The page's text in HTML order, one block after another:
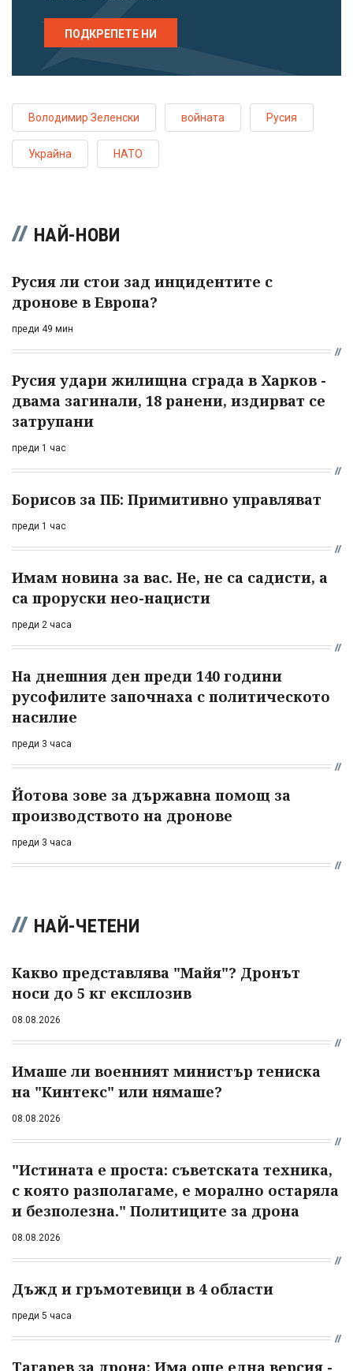
ПОДКРЕПЕТЕ НИ
Володимир Зеленски войната Русия
Украйна НАТО
НАЙ-НОВИ
Русия ли стои зад инцидентите с
дронове в Европа?
преди 49 мин
Русия удари жилищна сграда в Харков -
двама загинали, 18 ранени, издирват се
затрупани
преди 1 час
Борисов за ПБ: Примитивно управляват
преди 1 час
Имам новина за вас. Не, не са садисти, а
са проруски нео-нацисти
преди 2 часа
На днешния ден преди 140 години
русофилите започнаха с политическото
насилие
преди 3 часа
Йотова зове за държавна помощ за
производството на дронове
преди 3 часа
НАЙ-ЧЕТЕНИ
Какво представлява "Майя"? Дронът
носи до 5 кг експлозив
08.08.2026
Имаше ли военният министър тениска
на "Кинтекс" или нямаше?
08.08.2026
"Истината е проста: съветската техника,
с която разполагаме, е морално остаряла
и безполезна." Политиците за дрона
08.08.2026
Дъжд и гръмотевици в 4 области
преди 5 часа
Тагарев за дрона: Има още една версия -